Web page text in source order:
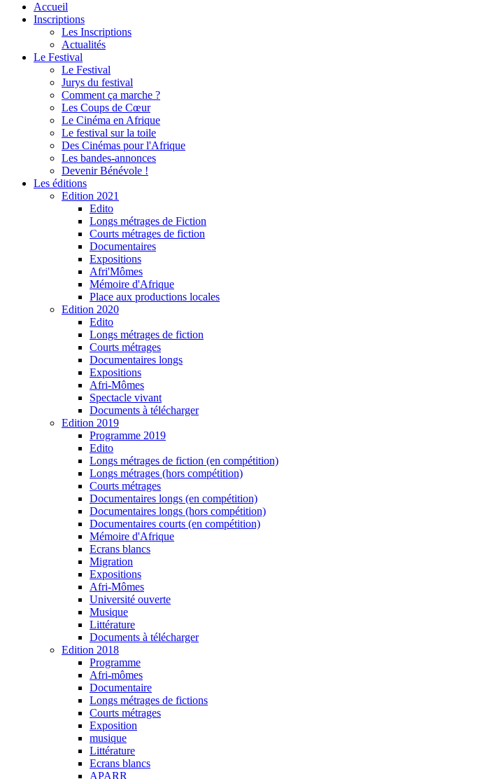
Accueil
Inscriptions
Les Inscriptions
Actualités
Le Festival
Le Festival
Jurys du festival
Comment ça marche ?
Les Coups de Cœur
Le Cinéma en Afrique
Le festival sur la toile
Des Cinémas pour l'Afrique
Les bandes-annonces
Devenir Bénévole !
Les éditions
Edition 2021
Edito
Longs métrages de Fiction
Courts métrages de fiction
Documentaires
Expositions
Afri'Mômes
Mémoire d'Afrique
Place aux productions locales
Edition 2020
Edito
Longs métrages de fiction
Courts métrages
Documentaires longs
Expositions
Afri-Mômes
Spectacle vivant
Documents à télécharger
Edition 2019
Programme 2019
Edito
Longs métrages de fiction (en compétition)
Longs métrages (hors compétition)
Courts métrages
Documentaires longs (en compétition)
Documentaires longs (hors compétition)
Documentaires courts (en compétition)
Mémoire d'Afrique
Ecrans blancs
Migration
Expositions
Afri-Mômes
Université ouverte
Musique
Littérature
Documents à télécharger
Edition 2018
Programme
Afri-mômes
Documentaire
Longs métrages de fictions
Courts métrages
Exposition
musique
Littérature
Ecrans blancs
APARR